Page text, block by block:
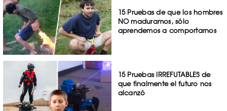
15 Pruebas de que los hombres
NO maduramos, sólo
aprendemos a comportarnos
15 Pruebas IRREFUTABLES de
que finalmente el futuro nos
alcanzó